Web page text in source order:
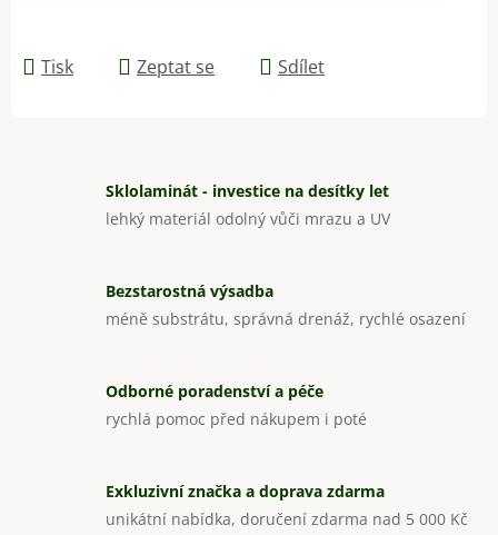
Tisk Zeptat se Sdílet
Sklolaminát - investice na desítky let
lehký materiál odolný vůči mrazu a UV
Bezstarostná výsadba
méně substrátu, správná drenáž, rychlé osazení
Odborné poradenství a péče
rychlá pomoc před nákupem i poté
Exkluzivní značka a doprava zdarma
unikátní nabídka, doručení zdarma nad 5 000 Kč